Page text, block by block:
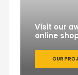
Visit our
online
OUR